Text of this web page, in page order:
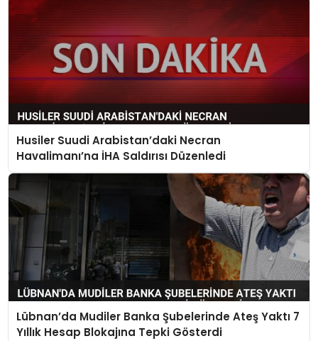
Husiler Suudi Arabistan’daki Necran
Havalimanı’na İHA Saldırısı Düzenledi
Lübnan’da Mudiler Banka Şubelerinde Ateş Yaktı 7
Yıllık Hesap Blokajına Tepki Gösterdi